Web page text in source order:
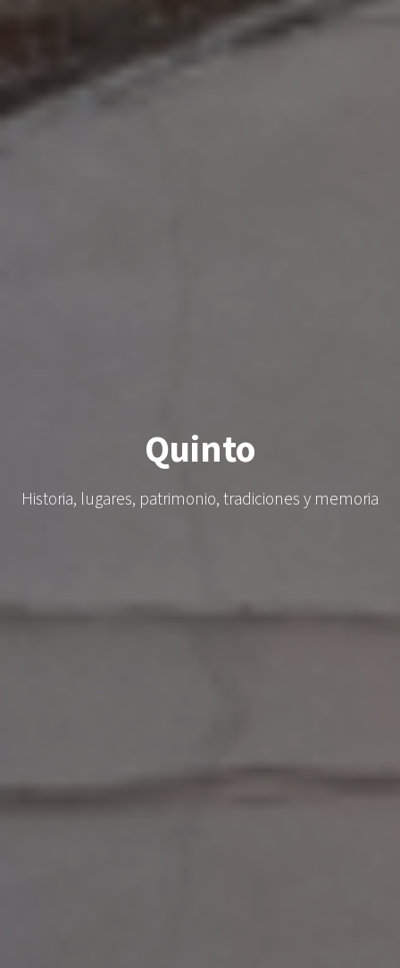
Quinto
Historia, lugares, patrimonio, tradiciones y memoria